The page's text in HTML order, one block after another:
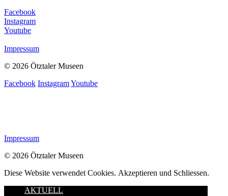
Facebook
Instagram
Youtube
Impressum
© 2026 Ötztaler Museen
Facebook InstagramYoutube
Impressum
© 2026 Ötztaler Museen
Diese Website verwendet Cookies. Akzeptieren und Schliessen.
AKTUELL